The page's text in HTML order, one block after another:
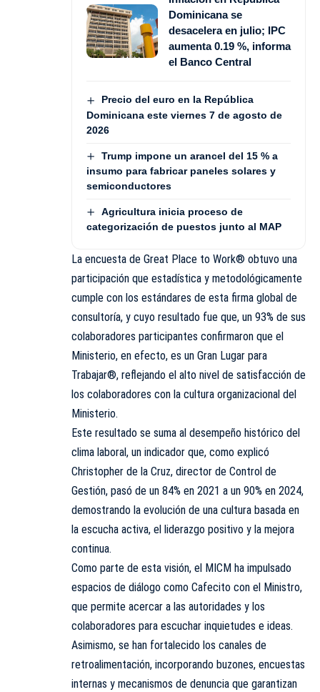
Dominicana se
desacelera en julio; IPC
aumenta 0.19 %, informa
el Banco Central
Precio del euro en la República
Dominicana este viernes 7 de agosto de
2026
Trump impone un arancel del 15 % a
insumo para fabricar paneles solares y
semiconductores
Agricultura inicia proceso de
categorización de puestos junto al MAP
La encuesta de Great Place to Work® obtuvo una
participación que estadística y metodológicamente
cumple con los estándares de esta firma global de
consultoría, y cuyo resultado fue que, un 93% de sus
colaboradores participantes confirmaron que el
Ministerio, en efecto, es un Gran Lugar para
Trabajar®, reflejando el alto nivel de satisfacción de
los colaboradores con la cultura organizacional del
Ministerio.
Este resultado se suma al desempeño histórico del
clima laboral, un indicador que, como explicó
Christopher de la Cruz, director de Control de
Gestión, pasó de un 84% en 2021 a un 90% en 2024,
demostrando la evolución de una cultura basada en
la escucha activa, el liderazgo positivo y la mejora
continua.
Como parte de esta visión, el MICM ha impulsado
espacios de diálogo como Cafecito con el Ministro,
que permite acercar a las autoridades y los
colaboradores para escuchar inquietudes e ideas.
Asimismo, se han fortalecido los canales de
retroalimentación, incorporando buzones, encuestas
internas y mecanismos de denuncia que garantizan